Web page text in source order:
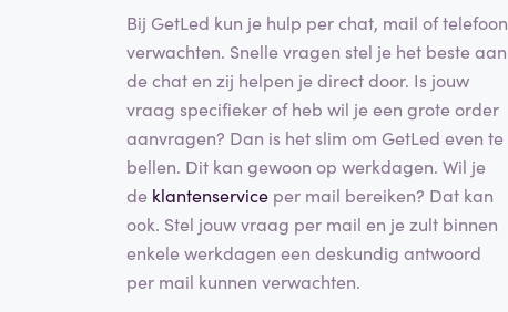
Bij GetLed kun je hulp per chat, mail of telefoon
verwachten. Snelle vragen stel je het beste aan
de chat en zij helpen je direct door. Is jouw
vraag specifieker of heb wil je een grote order
aanvragen? Dan is het slim om GetLed even te
bellen. Dit kan gewoon op werkdagen. Wil je
de klantenservice per mail bereiken? Dat kan
ook. Stel jouw vraag per mail en je zult binnen
enkele werkdagen een deskundig antwoord
per mail kunnen verwachten.